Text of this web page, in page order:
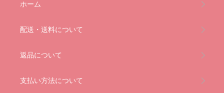
ホーム
配送・送料について
返品について
支払い方法について